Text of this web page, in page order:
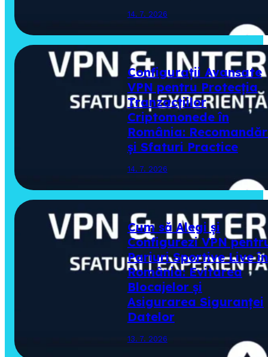
14. 7. 2026
Configurații Avansate
VPN pentru Protecția
Tranzacțiilor
Criptomonede în
România:
și Sfaturi Practice
14. 7. 2026
Cum să Alegi și
Configurezi VPN
Pariuri Sportive Live în
România: Evitarea
Blocajelor și
Asigurarea Siguranței
Datelor
13. 7. 2026